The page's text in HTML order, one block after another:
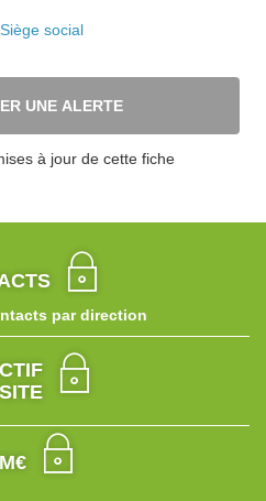
Siège social
UNE ALERTE
à jour de cette fiche
par direction
SITE